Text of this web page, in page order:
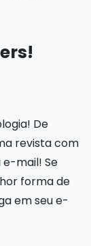
De
revista com
e-mail! Se
forma de
em seu e-